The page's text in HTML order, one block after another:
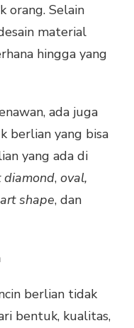
orang. Selain
material
hingga yang
ada juga
berlian yang bisa
yang ada di
diamond, oval,
shape, dan
berlian tidak
bentuk, kualitas,